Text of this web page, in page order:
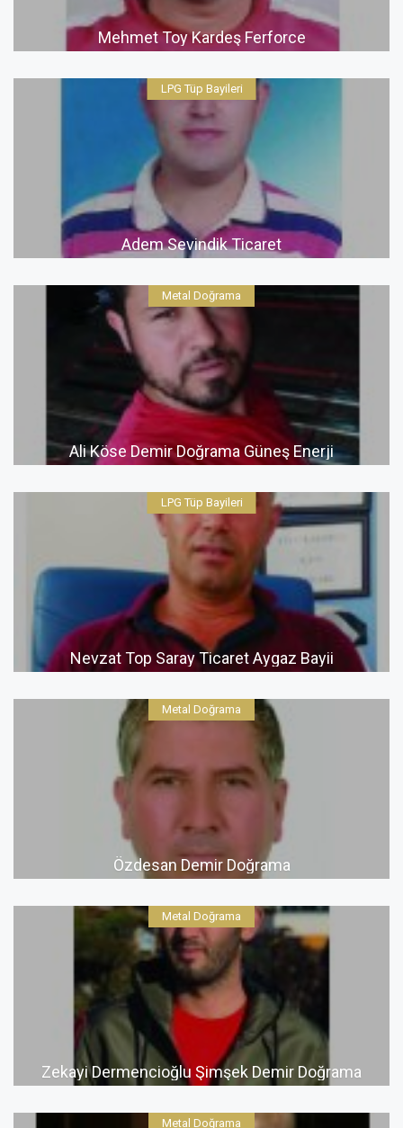
Mehmet Toy Kardeş Ferforce
Adem Sevindik Ticaret
LPG Tüp Bayileri
Ali Köse Demir Doğrama Güneş Enerji
Metal Doğrama
Nevzat Top Saray Ticaret Aygaz Bayii
LPG Tüp Bayileri
Özdesan Demir Doğrama
Metal Doğrama
Zekayi Dermencioğlu Şimşek Demir Doğrama
Metal Doğrama
Metal Doğrama